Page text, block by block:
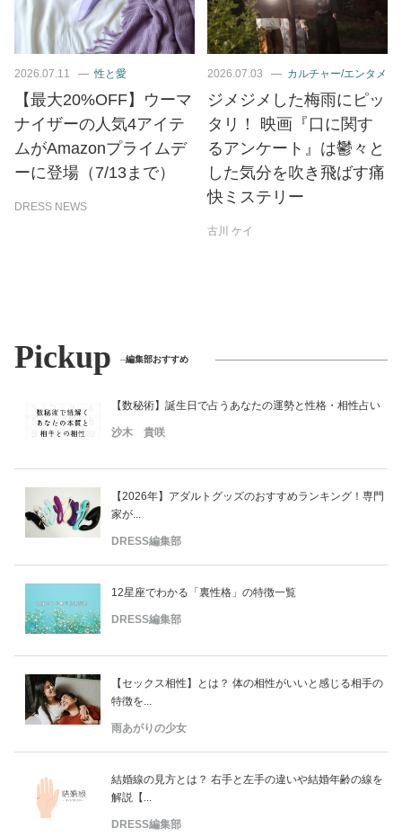
2026.07.11 性と愛
【最大20%OFF】ウーマ
ナイザーの人気4アイテ
ムがAmazonプライムデ
ーに登場（7/13まで）
DRESS NEWS
2026.07.03 カルチャー/エンタメ
ジメジメした梅雨にピッ
タリ！ 映画『口に関す
るアンケート』は鬱々と
した気分を吹き飛ばす痛
快ミステリー
古川 ケイ
Pickup 編集部おすすめ
【数秘術】誕生日で占うあなたの運勢と性格・相性占い
沙木 貴咲
【2026年】アダルトグッズのおすすめランキング！専門
家が...
DRESS編集部
12星座でわかる「裏性格」の特徴一覧
DRESS編集部
【セックス相性】とは？ 体の相性がいいと感じる相手の
特徴を...
雨あがりの少女
結婚線の見方とは？ 右手と左手の違いや結婚年齢の線を
解説【...
DRESS編集部